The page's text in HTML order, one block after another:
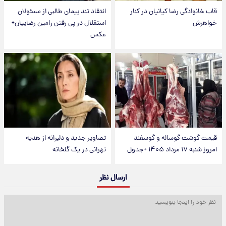
قاب خانوادگی رضا کیانیان در کنار
خواهرش
انتقاد تند پیمان طالبی از مسئولان
استقلال در پی رفتن رامین رضاییان+
عکس
قیمت گوشت گوساله و گوسفند
امروز شنبه ۱۷ مرداد ۱۴۰۵ +جدول
تصاویر جدید و دلبرانه از هدیه
تهرانی در یک گلخانه
ارسال نظر